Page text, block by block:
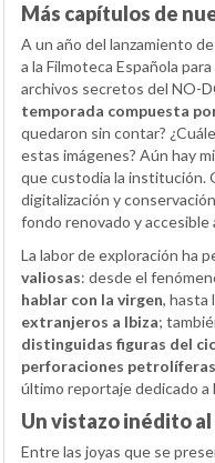
Más capítulos de
A un año del lanzamiento
a la Filmoteca Española
archivos secretos del NO-
temporada compuesta
quedaron sin contar?
estas imágenes? Aún hay
que custodia la institución.
digitalización y
fondo renovado y accesible
La labor de exploración ha
valiosas: desde el
hablar con la virgen, hasta
extranjeros a Ibiza;
distinguidas figuras del
perforaciones
último reportaje dedicado a
Un vistazo inédito al
Entre las joyas que se